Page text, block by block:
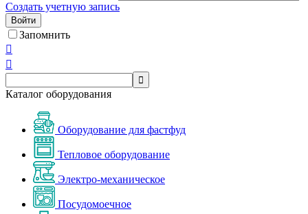
Создать учетную запись
Войти
Запомнить



Каталог оборудования
Оборудование для фастфуд
Тепловое оборудование
Электро-механическое
Посудомоечное